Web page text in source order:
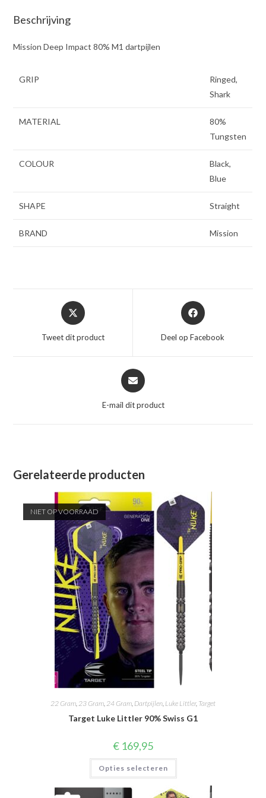
Beschrijving
Mission Deep Impact 80% M1 dartpijlen
GRIP
Ringed,
Shark
MATERIAL
80%
Tungsten
COLOUR
Black,
Blue
SHAPE Straight
BRAND Mission
Opent
in
nieuw
Tweet dit product
Opent
in
nieuw
Deel op Facebook
Opent
in
nieuw
E-mail dit product
Gerelateerde producten
NIET OP VOORRAAD
22 Gram 23 Gram 24 Gram Dartpijlen Luke Littler, Target
Target Luke Littler 90% Swiss G1
€ 169,95
Opties selecteren
Dit
heeft
meerdere
variaties.